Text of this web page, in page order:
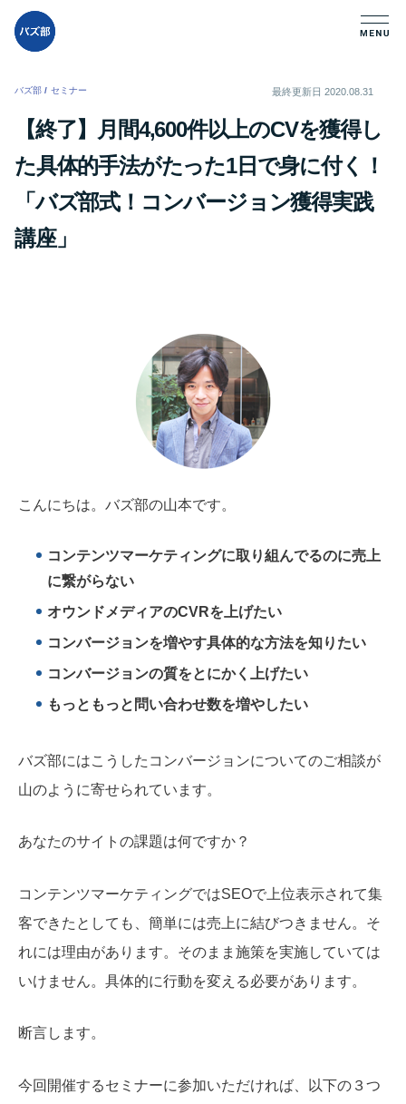
バズ部 / セミナー 最終更新日 2020.08.31
【終了】月間4,600件以上のCVを獲得し
た具体的手法がたった1日で身に付く！
「バズ部式！コンバージョン獲得実践
講座」
こんにちは。バズ部の山本です。
コンテンツマーケティングに取り組んでるのに売上
に繋がらない
オウンドメディアのCVRを上げたい
コンバージョンを増やす具体的な方法を知りたい
コンバージョンの質をとにかく上げたい
もっともっと問い合わせ数を増やしたい
バズ部にはこうしたコンバージョンについてのご相談が
山のように寄せられています。
あなたのサイトの課題は何ですか？
コンテンツマーケティングではSEOで上位表示されて集
客できたとしても、簡単には売上に結びつきません。そ
れには理由があります。そのまま施策を実施していては
いけません。具体的に行動を変える必要があります。
断言します。
今回開催するセミナーに参加いただければ、以下の３つ